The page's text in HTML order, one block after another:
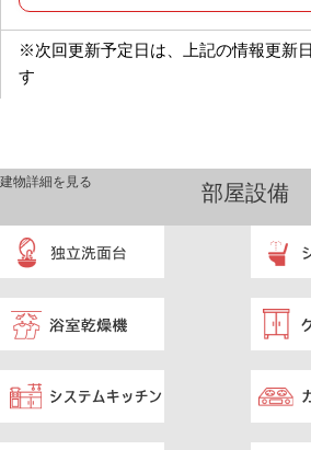
※次回更新予定日は、上記の情報更新
す
部屋設備
建物詳細を見る